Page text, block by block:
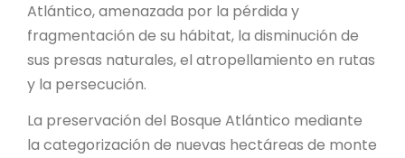
Atlántico, amenazada por la pérdida y
fragmentación de su hábitat, la disminución de
sus presas naturales, el atropellamiento en rutas
y la persecución.
La preservación del Bosque Atlántico mediante
la categorización de nuevas hectáreas de monte